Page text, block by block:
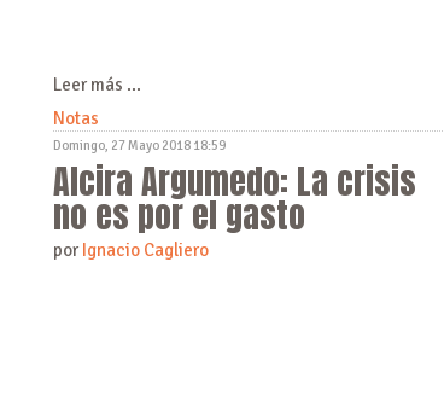
Leer más ...
Notas
Domingo, 27 Mayo 2018 18:59
Alcira Argumedo: La crisis
no es por el gasto
por Ignacio Cagliero